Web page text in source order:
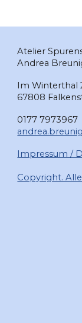
Atelier
Andrea
Im Winterthal
67808
0177 7973967
Impressum /
Copyright.